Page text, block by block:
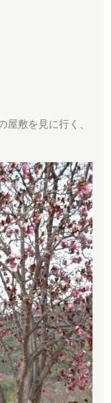
敷を見に行く、